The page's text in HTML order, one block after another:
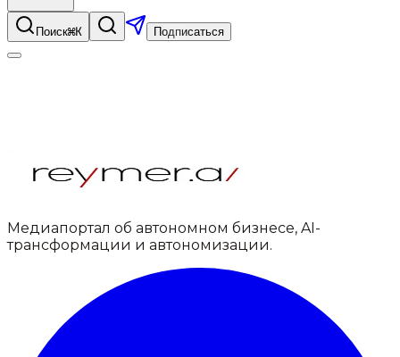
Поиск⌘K Подписаться
Медиапортал об автономном бизнесе, AI-
трансформации и автономизации.